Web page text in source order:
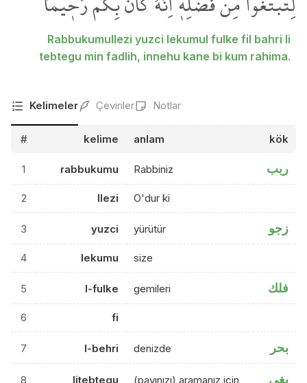
Rabbukumullezi yuzci lekumul fulke fil bahri li
tebtegu min fadlih, innehu kane bi kum rahima.
Kelimeler Çeviriler Notlar
# kelime anlam kök
1 rabbukumu Rabbiniz ربب
2 llezi O'dur ki
3 yuzci yürütür زجو
4 lekumu size
5 l-fulke gemileri فلك
6 fi
7 l-behri denizde بحر
8 litebtegu (payınızı) aramanız için بغي